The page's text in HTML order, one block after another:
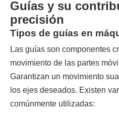
Guías y su
precisión
Tipos de guías en
Las guías son componentes
movimiento de las partes
Garantizan un movimiento
los ejes deseados. Existen
comúnmente utilizadas: